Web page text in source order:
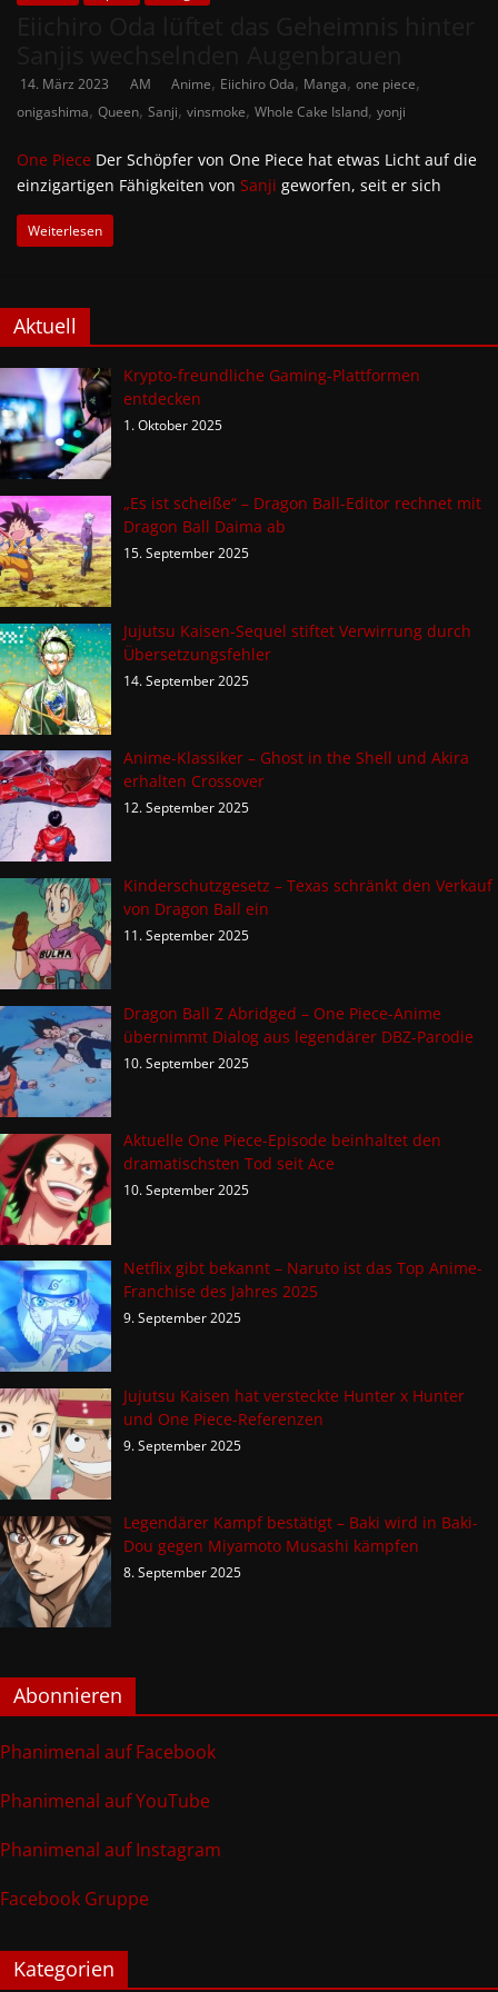
14. März 2023 AM Anime, Eiichiro Oda, Manga, one piece,
onigashima, Queen, Sanji, vinsmoke, Whole Cake Island, yonji
One Piece Der Schöpfer von One Piece hat etwas Licht auf die
einzigartigen Fähigkeiten von Sanji geworfen, seit er sich
Weiterlesen
Aktuell
Krypto-freundliche Gaming-Plattformen
entdecken
1. Oktober 2025
„Es ist scheiße“ – Dragon Ball-Editor rechnet mit
Dragon Ball Daima ab
15. September 2025
Jujutsu Kaisen-Sequel stiftet Verwirrung durch
Übersetzungsfehler
14. September 2025
Anime-Klassiker – Ghost in the Shell und Akira
erhalten Crossover
12. September 2025
Kinderschutzgesetz – Texas schränkt den Verkauf
von Dragon Ball ein
11. September 2025
Dragon Ball Z Abridged – One Piece-Anime
übernimmt Dialog aus legendärer DBZ-Parodie
10. September 2025
Aktuelle One Piece-Episode beinhaltet den
dramatischsten Tod seit Ace
10. September 2025
Netflix gibt bekannt – Naruto ist das Top Anime-
Franchise des Jahres 2025
9. September 2025
Jujutsu Kaisen hat versteckte Hunter x Hunter
und One Piece-Referenzen
9. September 2025
Legendärer Kampf bestätigt – Baki wird in Baki-
Dou gegen Miyamoto Musashi kämpfen
8. September 2025
Abonnieren
Phanimenal auf Facebook
Phanimenal auf YouTube
Phanimenal auf Instagram
Facebook Gruppe
Kategorien